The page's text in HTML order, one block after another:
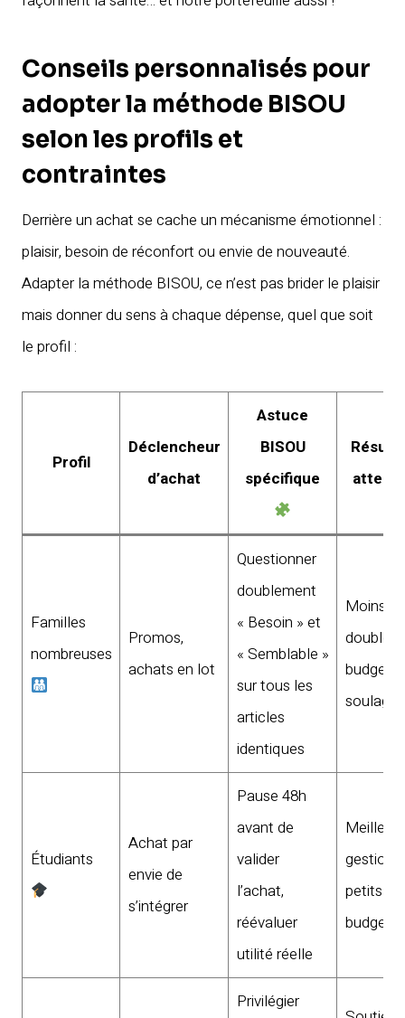
Conseils personnalisés pour
adopter la méthode BISOU
selon les profils et
contraintes
Derrière un achat se cache un mécanisme émotionnel :
plaisir, besoin de réconfort ou envie de nouveauté.
Adapter la méthode BISOU, ce n’est pas brider le plaisir
mais donner du sens à chaque dépense, quel que soit
le profil :
Profil
Déclencheur
d’achat
Astuce
BISOU
spécifique
Familles
nombreuses
Promos,
achats en lot
Questionner
doublement
« Besoin » et
« Semblable »
sur tous les
articles
identiques
Moins de
budget
soulagé
Étudiants
Achat par
envie de
s’intégrer
Pause 48h
avant de
valider
l’achat,
réévaluer
utilité réelle
Meilleure
gestion
petits
budgets
Privilégier